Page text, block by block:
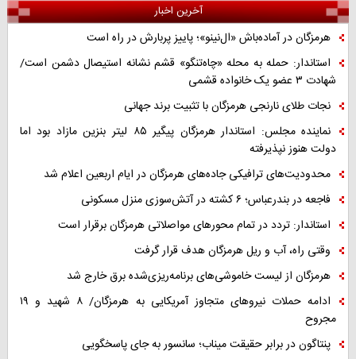
آخرین اخبار
هرمزگان در آماده‌باش «ال‌نینو»؛ پاییز پربارش در راه است
استاندار: حمله به محله «چاه‌تنگو» قشم نشانه استیصال دشمن است/
شهادت ۳ عضو یک خانواده قشمی
نجات طلای نارنجی هرمزگان با تثبیت برند جهانی
نماینده مجلس: استاندار هرمزگان پیگیر ۸۵ لیتر بنزین مازاد بود اما
دولت هنوز نپذیرفته
محدودیت‌های ترافیکی جاده‌های هرمزگان در ایام اربعین اعلام شد
فاجعه در بندرعباس؛ ۶ کشته در آتش‌سوزی منزل مسکونی
استاندار: تردد در تمام محورهای مواصلاتی هرمزگان برقرار است
وقتی راه، آب و ریل هرمزگان هدف قرار گرفت
هرمزگان از لیست خاموشی‌های برنامه‌ریزی‌شده برق خارج شد
ادامه حملات نیروهای متجاوز آمریکایی به هرمزگان/ ۸ شهید و ۱۹
مجروح
پنتاگون در برابر حقیقت میناب؛ سانسور به جای پاسخگویی